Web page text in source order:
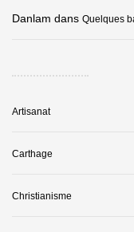
Danlam dans Quelques
Artisanat
Carthage
Christianisme